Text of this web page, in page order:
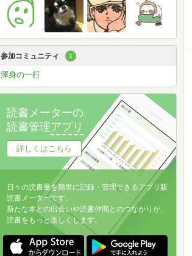
参加コミュニティ 1
渾身の一行
読書メーターの
読書管理アプリ
詳しくはこちら
日々の読書量を簡単に記録・管理できるアプリ版
読書メーターです。
新たな本との出会いや読書仲間とのつながりが、
読書をもっと楽しくします。